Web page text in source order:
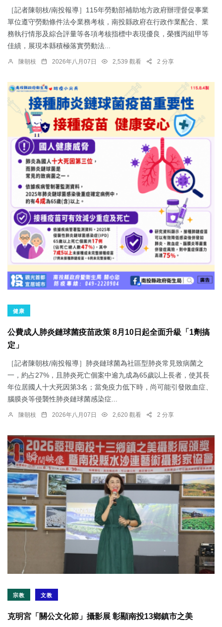
［記者陳朝枝/南投報導］115年勞動部補助地方政府辦理督促事業
單位遵守勞動條件法令業務考核，南投縣政府在行政作業配合、業
務執行情形及綜合評量等各項考核指標中表現優良，榮獲丙組甲等
佳績，展現本縣積極落實勞動法...
陳朝枝 2026年八月07日 2,539 觀看 2 分享
健康
公費成人肺炎鏈球菌疫苗政策 8月10日起全面升級「1劑搞
定」
［記者陳朝枝/南投報導］肺炎鏈球菌為社區型肺炎常見致病菌之
一，約占27%，且肺炎死亡個案中逾九成為65歲以上長者，使其長
年位居國人十大死因第3名；當免疫力低下時，尚可能引發敗血症、
腦膜炎等侵襲性肺炎鏈球菌感染症...
陳朝枝 2026年八月07日 2,620 觀看 2 分享
宗教 文教
克明宮「關公文化節」攝影展 彰顯南投13鄉鎮市之美